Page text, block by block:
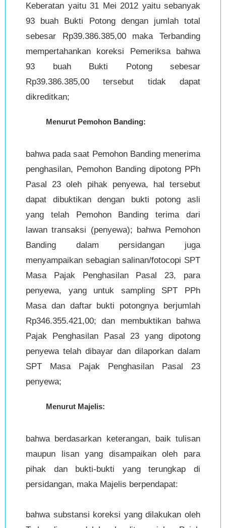
Keberatan yaitu 31 Mei 2012 yaitu sebanyak
93 buah Bukti Potong dengan jumlah total
sebesar Rp39.386.385,00 maka Terbanding
mempertahankan koreksi Pemeriksa bahwa
93 buah Bukti Potong sebesar
Rp39.386.385,00 tersebut tidak dapat
dikreditkan;
Menurut Pemohon Banding:
bahwa pada saat Pemohon Banding menerima
penghasilan, Pemohon Banding dipotong PPh
Pasal 23 oleh pihak penyewa, hal tersebut
dapat dibuktikan dengan bukti potong asli
yang telah Pemohon Banding terima dari
lawan transaksi (penyewa); bahwa Pemohon
Banding dalam persidangan juga
menyampaikan sebagian salinan/fotocopi SPT
Masa Pajak Penghasilan Pasal 23, para
penyewa, yang untuk sampling SPT PPh
Masa dan daftar bukti potongnya berjumlah
Rp346.355.421,00; dan membuktikan bahwa
Pajak Penghasilan Pasal 23 yang dipotong
penyewa telah dibayar dan dilaporkan dalam
SPT Masa Pajak Penghasilan Pasal 23
penyewa;
Menurut Majelis:
bahwa berdasarkan keterangan, baik tulisan
maupun lisan yang disampaikan oleh para
pihak dan bukti-bukti yang terungkap di
persidangan, maka Majelis berpendapat:
bahwa substansi koreksi yang dilakukan oleh